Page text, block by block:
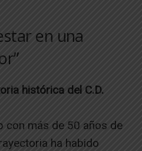
en una
histórica del C.D.
con más de 50 años de
ha habido